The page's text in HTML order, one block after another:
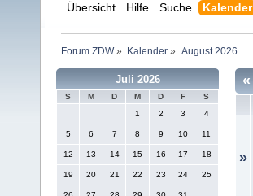
Übersicht Hilfe Suche Kalender
Forum ZDW» Kalender » August 2026
Juli 2026
S M D M D F
S
1
2 3 4
5 6 7 8 9 10 11
12 13 14 15 16 17 18
19 20 21 22 23 24 25
«
»